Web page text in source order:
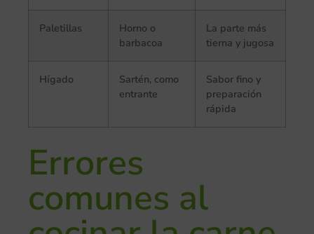
Paletillas
Horno o
barbacoa
La parte más
tierna y jugosa
Hígado
Sartén, como
entrante
Sabor fino y
preparación
rápida
Errores
comunes al